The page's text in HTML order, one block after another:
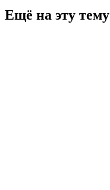
Ещё на эту тему